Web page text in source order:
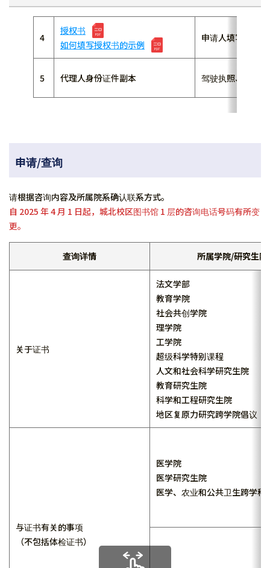
4
授权书
如何填写授权书的示例
申请人填写并签
5 代理人身份证件副本 驾驶执照、健康
申请/查询
请根据咨询内容及所属院系确认联系方式。
自 2025 年 4 月 1 日起，城北校区图书馆 1 层的咨询电话号码有所变
更。
查询详情 所属学院/研究生院
关于证书
法文学部
教育学院
社会共创学院
理学院
工学院
超级科学特别课程
人文和社会科学研究生院
教育研究生院
科学和工程研究生院
地区复原力研究跨学院倡议
与证书有关的事项
（不包括体检证书）
医学院
医学研究生院
医学、农业和公共卫生跨学科